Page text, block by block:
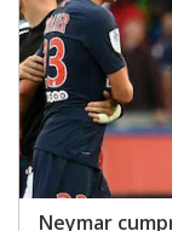
Neymar